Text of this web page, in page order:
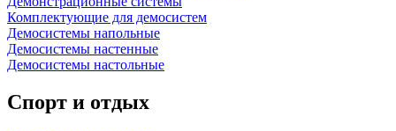
Комплектующие для демосистем
Демосистемы напольные
Демосистемы настенные
Демосистемы настольные
Спорт и отдых